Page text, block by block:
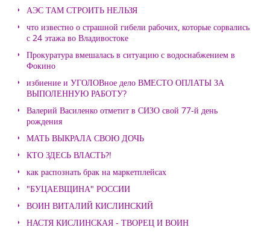
АЭС ТАМ СТРОИТЬ НЕЛЬЗЯ
что известно о страшной гибели рабочих, которые сорвались
с 24 этажа во Владивостоке
Прокуратура вмешалась в ситуацию с водоснабжением в
Фокино
избиение и УГОЛОВное дело ВМЕСТО ОПЛАТЫ ЗА
ВЫПОЛЕННУЮ РАБОТУ?
Валерий Василенко отметит в СИЗО свой 77-й день
рождения
МАТЬ ВЫКРАЛА СВОЮ ДОЧЬ
КТО ЗДЕСЬ ВЛАСТЬ?!
как распознать брак на маркетплейсах
"БУЦАЕВЩИНА" РОССИИ
ВОИН ВИТАЛИЙ КИСЛИНСКИЙ
НАСТЯ КИСЛИНСКАЯ - ТВОРЕЦ И ВОИН